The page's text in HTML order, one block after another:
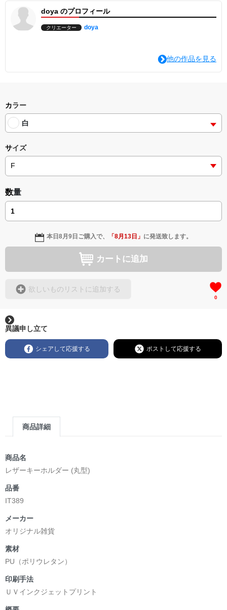
doya のプロフィール
クリエーター doya
他の作品を見る
カラー
白
サイズ
数量
本日8月9日 ご購入で、 「8月13日 」 に発送致します。
カートに追加
欲しいものリストに追加する
0
異議申し立て
シェアして応援する ポストして応援する
商品詳細
商品名
レザーキーホルダー (丸型)
品番
IT389
メーカー
オリジナル雑貨
素材
PU（ポリウレタン）
印刷手法
ＵＶインクジェットプリント